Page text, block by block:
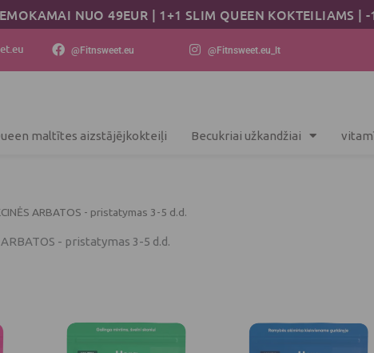
NUO 49EUR | 1+1 SLIM QUEEN KOKTEILIAMS
@Fitnsweet.eu @Fitnsweet.eu_lt
maltītes aizstājējkokteiļi Becukriai užkandžiai
ARBATOS - pristatymas 3-5 d.d.
ARBATOS - pristatymas 3-5 d.d.